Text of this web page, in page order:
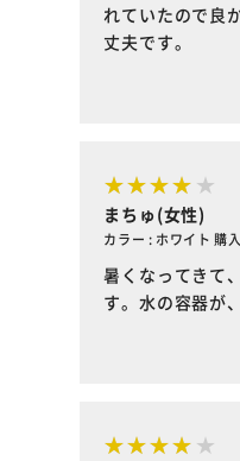
れていたので良
丈夫です。
まちゅ(女性)
カラー : ホワイト 購入
暑くなってきて
す。水の容器が